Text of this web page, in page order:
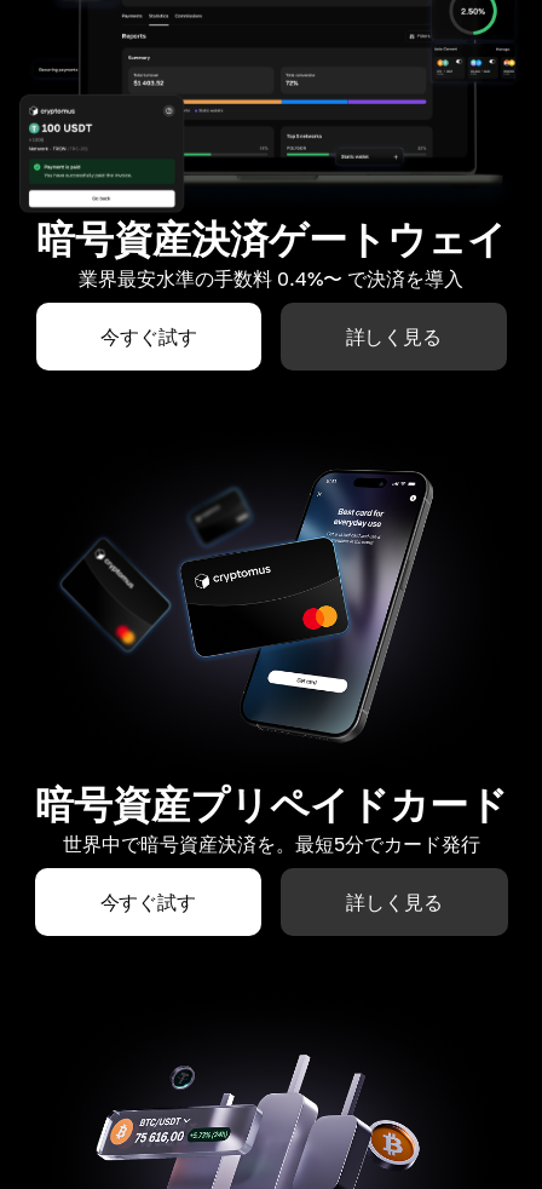
暗号資産決済ゲートウェイ
業界最安水準の手数料 0.4%〜 で決済を導入
今すぐ試す 詳しく見る
暗号資産プリペイドカード
世界中で暗号資産決済を。最短5分でカード発行
今すぐ試す 詳しく見る